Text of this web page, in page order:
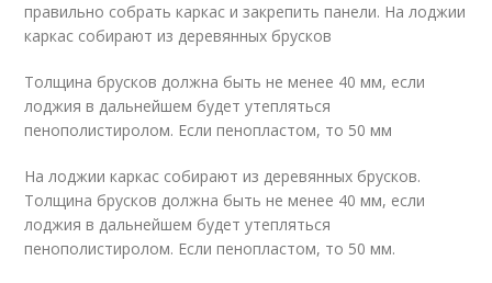
правильно собрать каркас и закрепить панели. На лоджии
каркас собирают из деревянных брусков
Толщина брусков должна быть не менее 40 мм, если
лоджия в дальнейшем будет утепляться
пенополистиролом. Если пенопластом, то 50 мм
На лоджии каркас собирают из деревянных брусков.
Толщина брусков должна быть не менее 40 мм, если
лоджия в дальнейшем будет утепляться
пенополистиролом. Если пенопластом, то 50 мм.